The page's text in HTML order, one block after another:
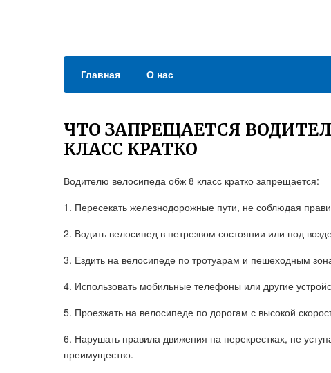
Главная О нас
ЧТО ЗАПРЕЩАЕТСЯ
КЛАСС КРАТКО
Водителю велосипеда обж 8 класс кратко запрещается:
1. Пересекать железнодорожные пути, не соблюдая
2. Водить велосипед в нетрезвом состоянии или под
3. Ездить на велосипеде по тротуарам и пешеходным
4. Использовать мобильные телефоны или другие
5. Проезжать на велосипеде по дорогам с высокой
6. Нарушать правила движения на перекрестках, не
преимущество.